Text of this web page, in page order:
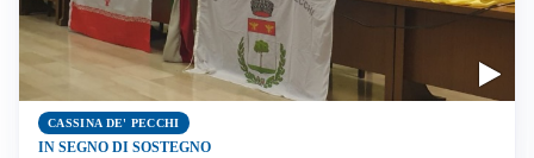
CASSINA DE' PECCHI
IN SEGNO DI SOSTEGNO